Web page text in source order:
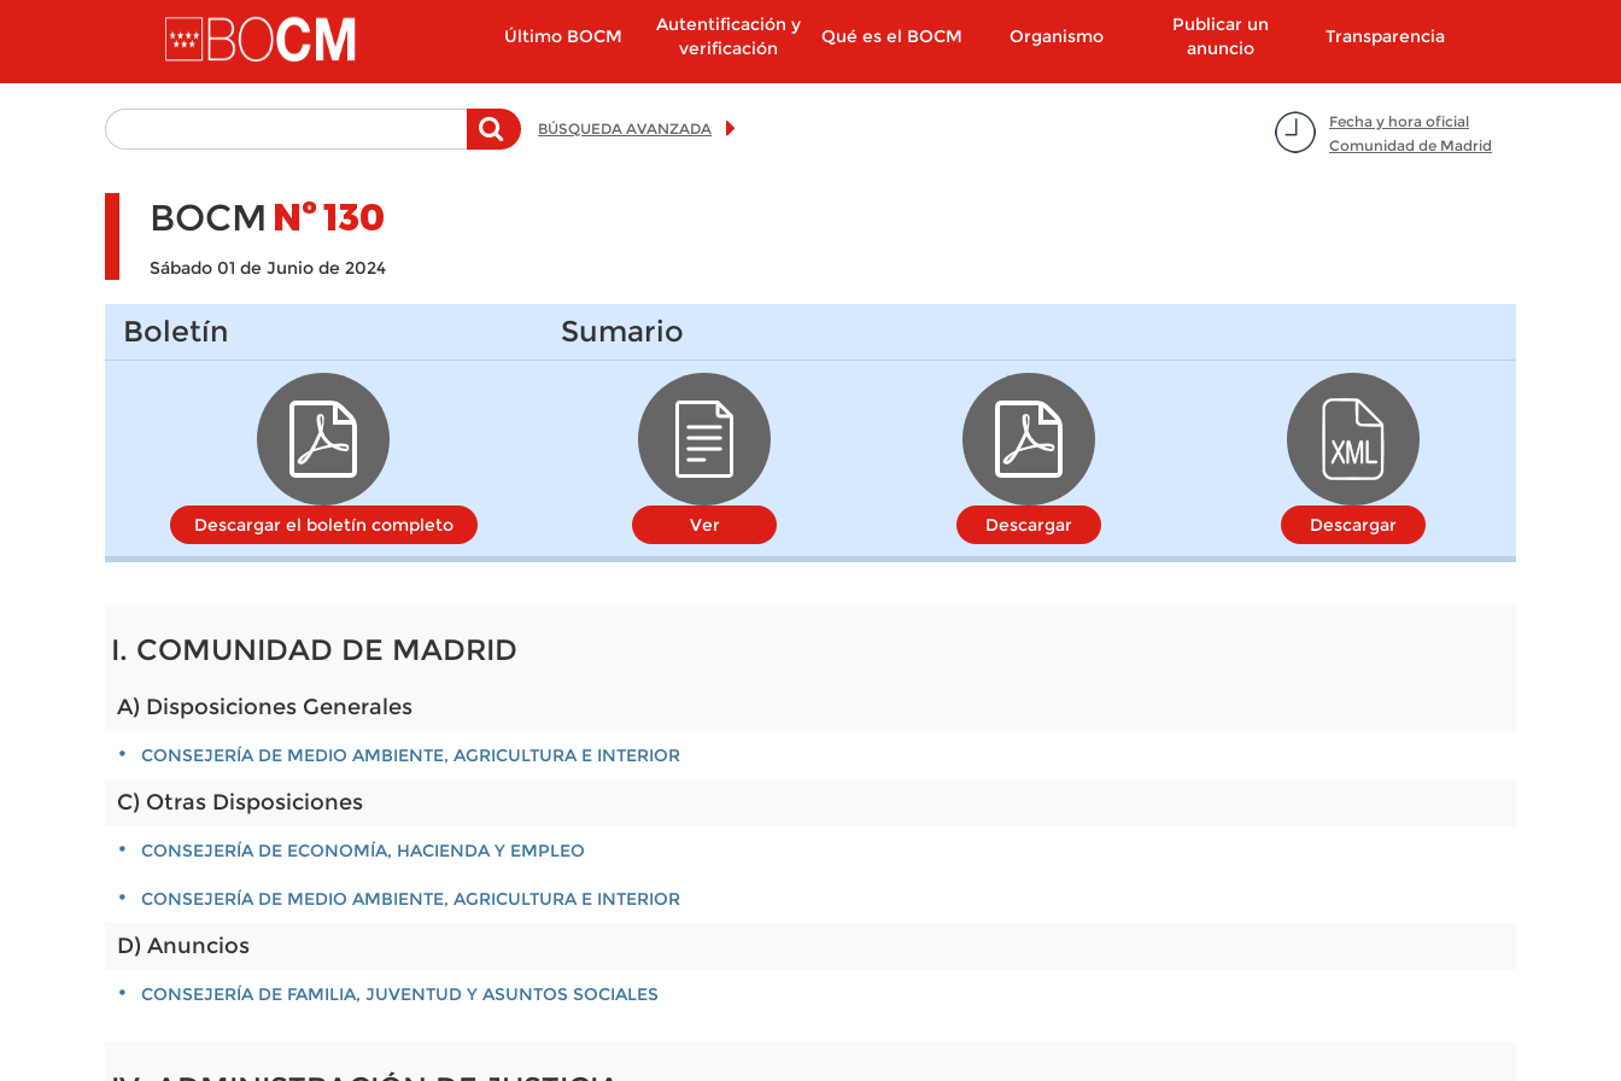
Pasar al contenido principal
Último BOCM
Autentificación y
verificación
Qué es el BOCM Organismo
Publicar un
anuncio
Transparencia
Fecha y hora oficial
Comunidad de Madrid
BÚSQUEDA AVANZADA
BOCM Nº130
Sábado 01 de Junio de 2024
Boletín
Descargar el boletín completo
Sumario
Ver Descargar Descargar
I. COMUNIDAD DE MADRID
A) Disposiciones Generales
CONSEJERÍA DE MEDIO AMBIENTE, AGRICULTURA E INTERIOR
C) Otras Disposiciones
CONSEJERÍA DE ECONOMÍA, HACIENDA Y EMPLEO
CONSEJERÍA DE MEDIO AMBIENTE, AGRICULTURA E INTERIOR
D) Anuncios
CONSEJERÍA DE FAMILIA, JUVENTUD Y ASUNTOS SOCIALES